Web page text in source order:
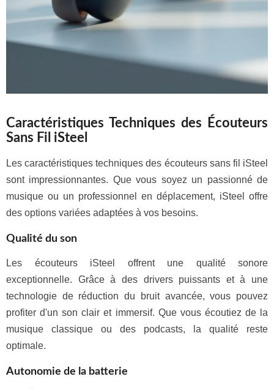
Caractéristiques Techniques des Écouteurs
Sans Fil iSteel
Les caractéristiques techniques des écouteurs sans fil iSteel
sont impressionnantes. Que vous soyez un passionné de
musique ou un professionnel en déplacement, iSteel offre
des options variées adaptées à vos besoins.
Qualité du son
Les écouteurs iSteel offrent une qualité sonore
exceptionnelle. Grâce à des drivers puissants et à une
technologie de réduction du bruit avancée, vous pouvez
profiter d'un son clair et immersif. Que vous écoutiez de la
musique classique ou des podcasts, la qualité reste
optimale.
Autonomie de la batterie